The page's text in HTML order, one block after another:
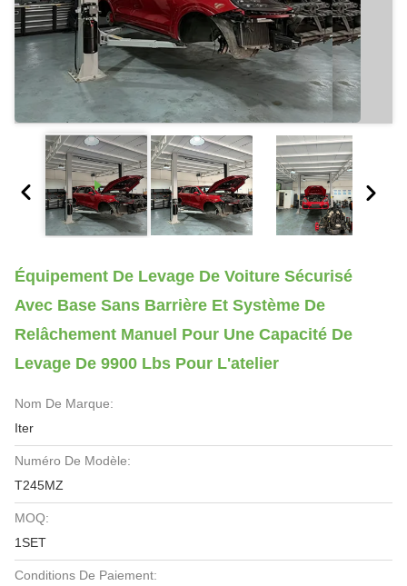
Équipement De Levage De Voiture Sécurisé
Avec Base Sans Barrière Et Système De
Relâchement Manuel Pour Une Capacité De
Levage De 9900 Lbs Pour L'atelier
Nom De Marque:
Iter
Numéro De Modèle:
T245MZ
MOQ:
1SET
Conditions De Paiement: